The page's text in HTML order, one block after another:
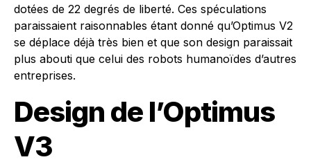
dotées de 22 degrés de liberté. Ces spéculations
paraissaient raisonnables étant donné qu’Optimus V2
se déplace déjà très bien et que son design paraissait
plus abouti que celui des robots humanoïdes d’autres
entreprises.
Design de l’Optimus
V3